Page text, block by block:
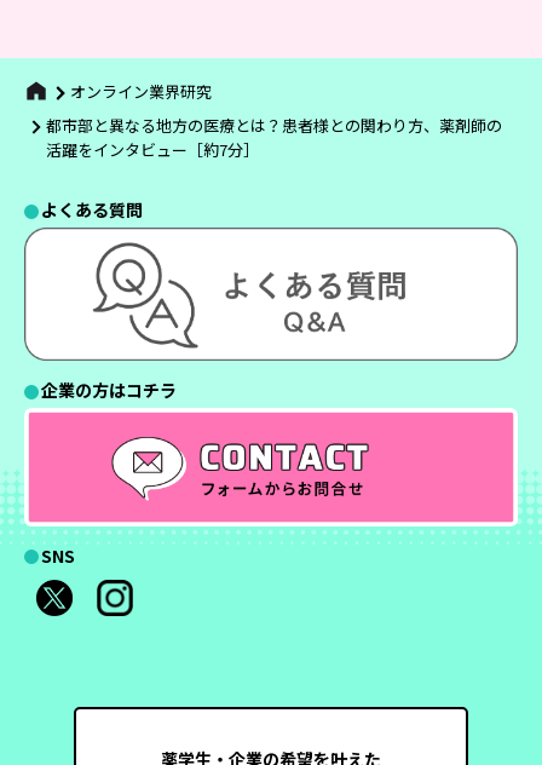
オンライン業界研究
都市部と異なる地方の医療とは？患者様との関わり方、薬剤師の
活躍をインタビュー［約7分］
薬学生・企業の希望を叶えた
よくある質問
企業の方はコチラ
SNS